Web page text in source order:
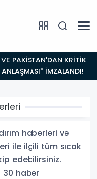
İMZALANDI!
haberleri ve
ile ilgili tüm sıcak
edebilirsiniz.
30 haber